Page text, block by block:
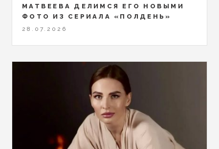
МАТВЕЕВА ДЕЛИМСЯ ЕГО НОВЫМИ
ФОТО ИЗ СЕРИАЛА «ПОЛДЕНЬ»
28.07.2026